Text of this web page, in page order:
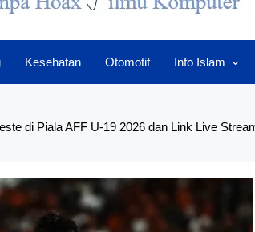
Kesehatan Otomotif Info Islam
di Piala AFF U-19 2026 dan Link Live